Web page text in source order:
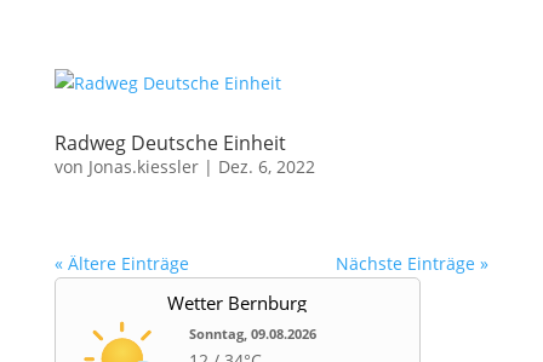
Radweg Deutsche Einheit
von Jonas.kiessler| Dez. 6, 2022
« Ältere Einträge Nächste Einträge »
Wetter Bernburg
Sonntag, 09.08.2026